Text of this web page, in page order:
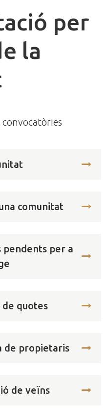
per
la
comunitat
per a
quotes
de propietaris
de veïns